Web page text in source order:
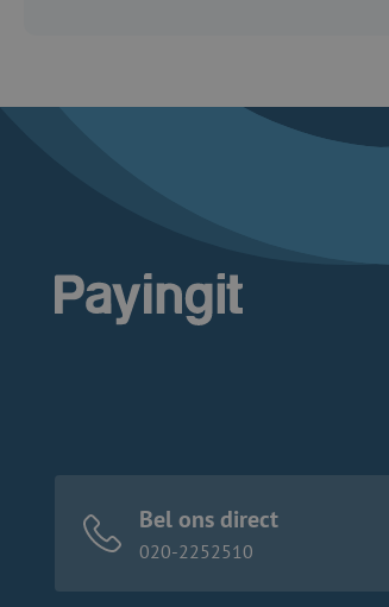
Bel ons direct
020-2252510